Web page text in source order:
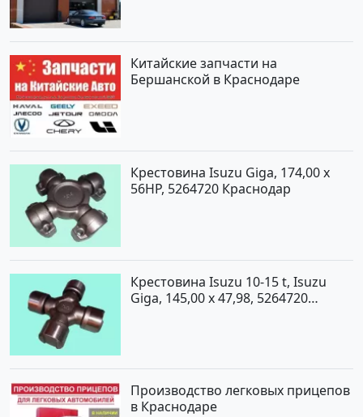
Китайские запчасти на
Бершанской в Краснодаре
Крестовина Isuzu Giga, 174,00 x
56HP, 5264720 Краснодар
Крестовина Isuzu 10-15 t, Isuzu
Giga, 145,00 x 47,98, 5264720
Производство легковых прицепов
в Краснодаре